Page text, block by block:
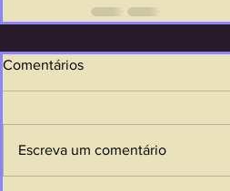
Comentários
Escreva um comentário